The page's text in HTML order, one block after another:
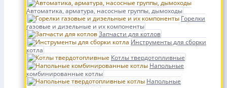
Автоматика, арматура, насосные группы, дымоходы
Горелки
газовые и дизельные и их компоненты
Запчасти для котлов
Инструменты для сборки
котла
Котлы твердотопливные
Напольные
комбинированные котлы
Напольные